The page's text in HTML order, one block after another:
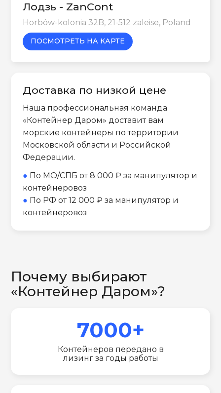
Лодзь - ZanCont
Horbów-kolonia 32B, 21-512 zaleise, Poland
ПОСМОТРЕТЬ НА КАРТЕ
Доставка по низкой цене
Наша профессиональная команда
«Контейнер Даром» доставит вам
морские контейнеры по территории
Московской области и Российской
Федерации.
● По МО/СПБ от 8 000 ₽ за манипулятор и
контейнеровоз
● По РФ от 12 000 ₽ за манипулятор и
контейнеровоз
Почему выбирают
«Контейнер Даром»?
7000+
Контейнеров передано в
лизинг за годы работы